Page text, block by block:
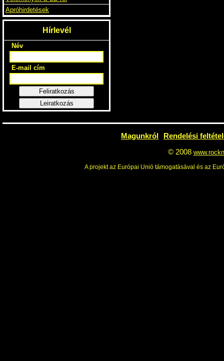
Fórum
Milyen zenét hallgatsz?
Minden idők legjobb zenekara ...
Hozzászólás a Hírekhez
Apróhirdetések
Hírlevél
E-mail cím